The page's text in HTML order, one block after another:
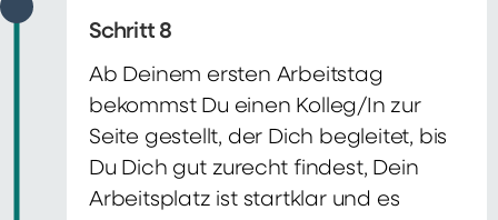
Schritt 8
Ab Deinem ersten Arbeitstag
bekommst Du einen Kolleg/In zur
Seite gestellt, der Dich begleitet, bis
Du Dich gut zurecht findest, Dein
Arbeitsplatz ist startklar und es